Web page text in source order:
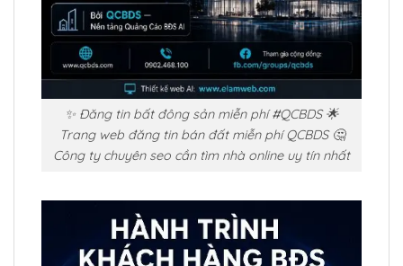
✨ Đăng tin bất đông sản miễn phí #QCBDS 🌟
Trang web đăng tin bán đất miễn phí QCBDS 🤔
Công ty chuyên seo cần tìm nhà online uy tín nhất